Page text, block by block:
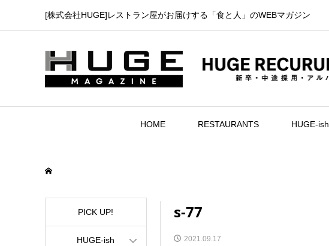
[株式会社HUGE]レストラン屋がお届けする「食と人」のWEBマガジン
HOME RESTAURANTS HUGE-ish
s-77
2021.09.17
PICK UP!
HUGE-ish